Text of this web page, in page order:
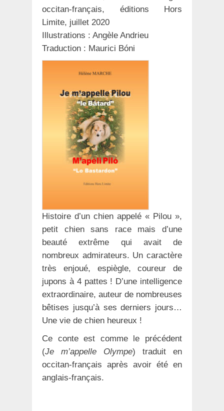
occitan-français, éditions Hors
Limite, juillet 2020
Illustrations : Angèle Andrieu
Traduction : Maurici Bóni
Histoire d’un chien appelé « Pilou »,
petit chien sans race mais d’une
beauté extrême qui avait de
nombreux admirateurs. Un caractère
très enjoué, espiègle, coureur de
jupons à 4 pattes ! D’une intelligence
extraordinaire, auteur de nombreuses
bêtises jusqu’à ses derniers jours…
Une vie de chien heureux !
Ce conte est comme le précédent
(Je m’appelle Olympe) traduit en
occitan-français après avoir été en
anglais-français.